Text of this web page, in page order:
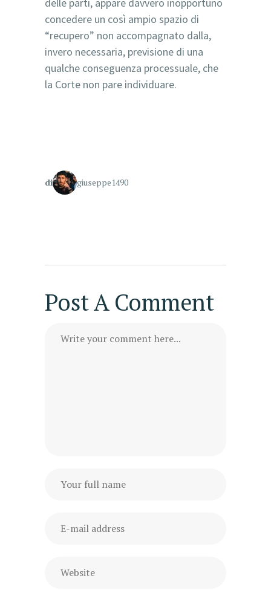
concedere un così ampio spazio di
“recupero” non accompagnato dalla,
invero necessaria, previsione di una
qualche conseguenza processuale, che
la Corte non pare individuare.
di giuseppe1490
Post A Comment